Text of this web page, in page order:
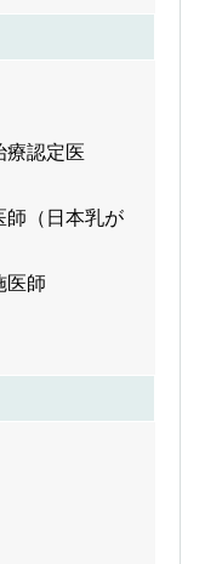
療認定医
師（日本乳が
医師